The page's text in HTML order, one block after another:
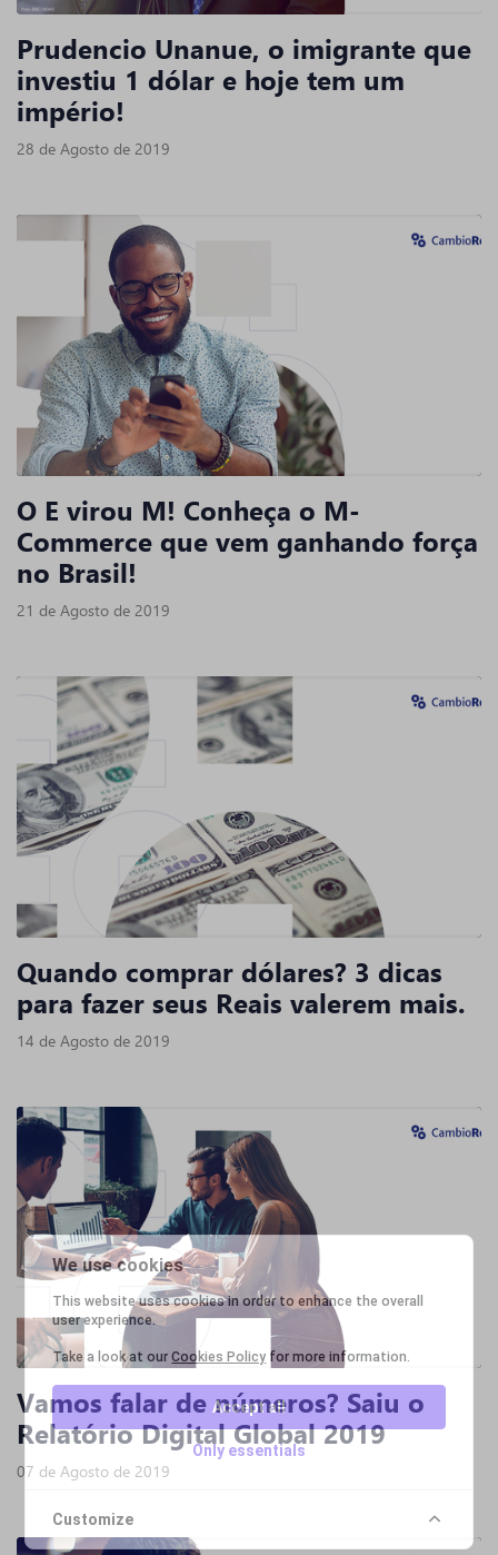
Prudencio Unanue, o imigrante que
investiu 1 dólar e hoje tem um
império!
28 de Agosto de 2019
O E virou M! Conheça o M-
Commerce que vem ganhando força
no Brasil!
21 de Agosto de 2019
Quando comprar dólares? 3 dicas
para fazer seus Reais valerem mais.
14 de Agosto de 2019
Vamos falar de números? Saiu o
Relatório Digital Global 2019
07 de Agosto de 2019
We use cookies
This website uses cookies in order to enhance the overall
user experience.
Take a look at ourCookies Policy for more information.
Accept all
Only essentials
Customize